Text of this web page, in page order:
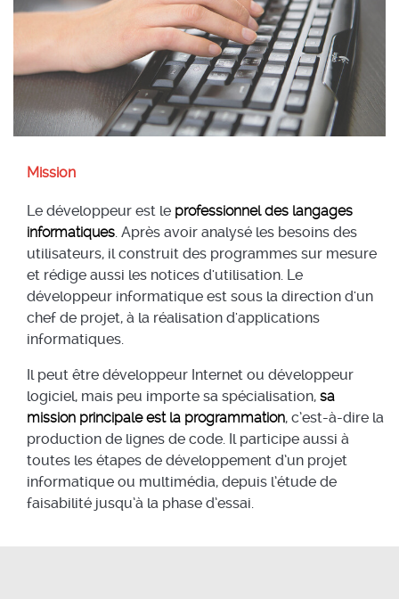
Mission
Le développeur est le professionnel des langages
informatiques. Après avoir analysé les besoins des
utilisateurs, il construit des programmes sur mesure
et rédige aussi les notices d'utilisation. Le
développeur informatique est sous la direction d'un
chef de projet, à la réalisation d'applications
informatiques.
Il peut être développeur Internet ou développeur
logiciel, mais peu importe sa spécialisation, sa
mission principale est la programmation, c’est-à-dire la
production de lignes de code. Il participe aussi à
toutes les étapes de développement d’un projet
informatique ou multimédia, depuis l’étude de
faisabilité jusqu’à la phase d’essai.